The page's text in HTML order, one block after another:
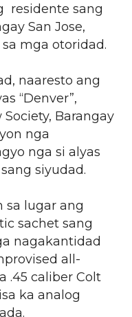
residente sang
San Jose,
mga otoridad.
naaresto ang
“Denver”,
Barangay
nga
nga si alyas
siyudad.
sa lugar ang
sachet sang
nagakantidad
all-
.45 caliber Colt
ka analog